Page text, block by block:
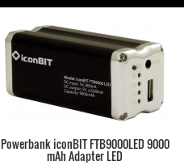
Powerbank iconBIT FTB9000LED 9000
mAh Adapter LED